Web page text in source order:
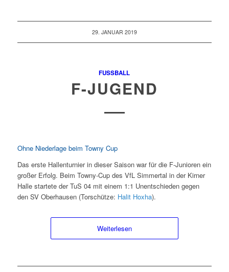
29. JANUAR 2019
FUSSBALL
F-JUGEND
Ohne Niederlage beim Towny Cup
Das erste Hallenturnier in dieser Saison war für die F-Junioren ein
großer Erfolg. Beim Towny-Cup des VfL Simmertal in der Kirner
Halle startete der TuS 04 mit einem 1:1 Unentschieden gegen
den SV Oberhausen (Torschütze: Halit Hoxha).
Weiterlesen